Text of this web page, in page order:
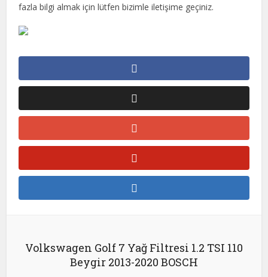
fazla bilgi almak için lütfen bizimle iletişime geçiniz.
Volkswagen Golf 7 Yağ Filtresi 1.2 TSI 110
Beygir 2013-2020 BOSCH